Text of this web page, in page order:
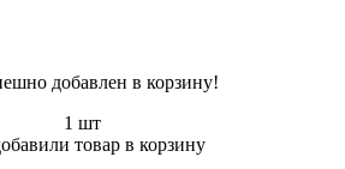
добавлен в корзину!
1 шт
товар в корзину